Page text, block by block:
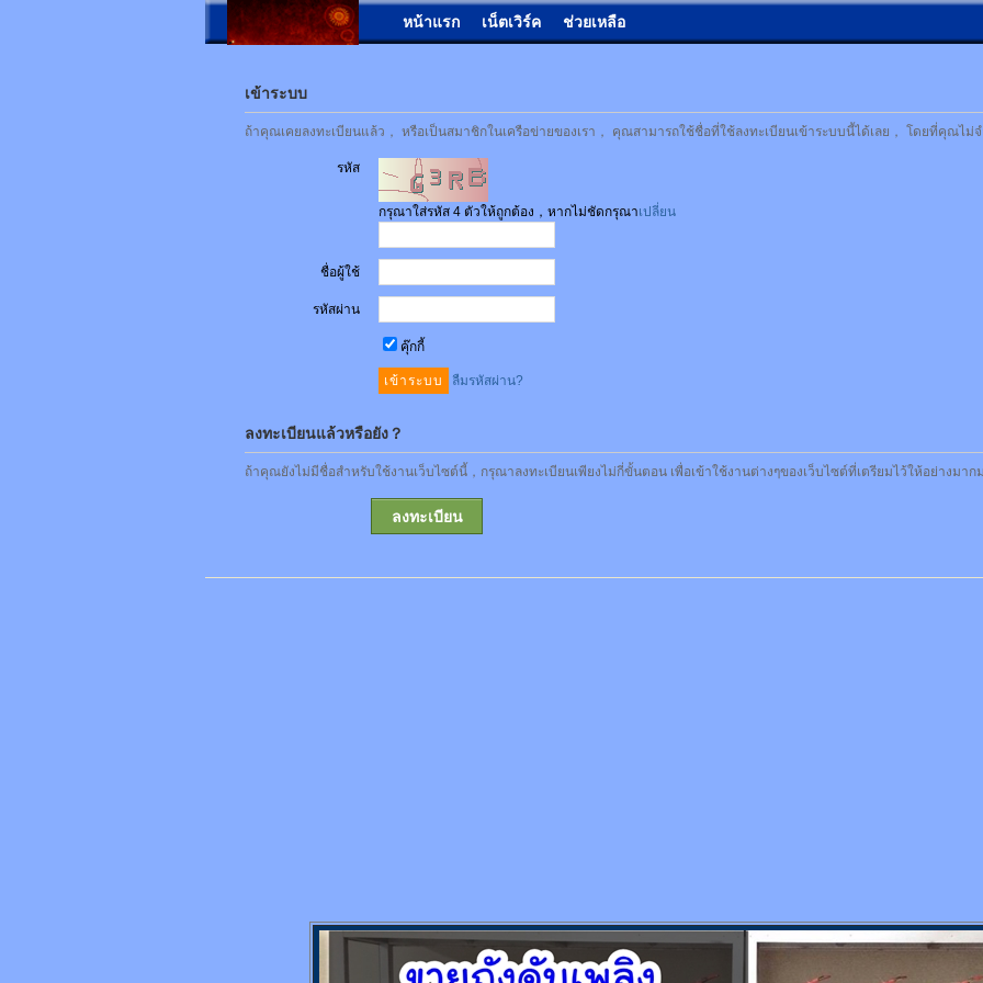
หน้าแรก เน็ตเวิร์ค ช่วยเหลือ
เข้าระบบ
ถ้าคุณเคยลงทะเบียนแล้ว， หรือเป็นสมาชิกในเครือข่ายของเรา， คุณสามารถใช้ชื่อที่ใช้ลงทะเบียนเข้าระบบนี้ได้เลย， โดยที่คุณไม่
รหัส
กรุณาใส่รหัส 4 ตัวให้ถูกต้อง，หากไม่ชัดกรุณาเปลี่ยน
ชื่อผู้ใช้
รหัสผ่าน
คุ๊กกี้
ลืมรหัสผ่าน?
ลงทะเบียนแล้วหรือยัง？
ถ้าคุณยังไม่มีชื่อสำหรับใช้งานเว็บไซต์นี้，กรุณาลงทะเบียนเพียงไม่กี่ขั้นตอน เพื่อเข้าใช้งานต่างๆของเว็บไซต์ที่เตรียมไว้ให้อย่างมาก
ลงทะเบียน